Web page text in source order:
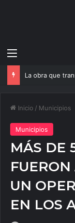
Menú
Inicio / Municipios
Municipios
MÁS DE
UN
EN LOS